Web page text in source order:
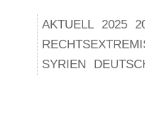
AKTUELL 2025
SYRIEN